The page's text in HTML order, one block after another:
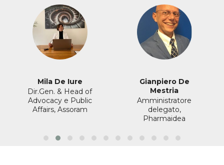
Mila De Iure
Dir.Gen. & Head of
Advocacy e Public
Affairs, Assoram
Gianpiero De
Mestria
Amministratore
delegato,
Pharmaidea